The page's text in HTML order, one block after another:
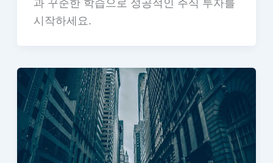
과 꾸준한 학습으로 성공적인 주식 투자를
시작하세요.